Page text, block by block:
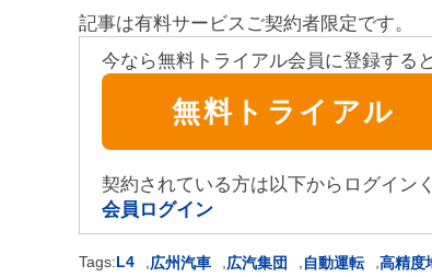
記事は有料サービスご契約者限定です。
今なら無料トライアル会員に登録する
無料トライアル
契約されている方は以下からログイン
会員ログイン
Tags:L4 広州汽車 広汽集団 自動運転 高精度